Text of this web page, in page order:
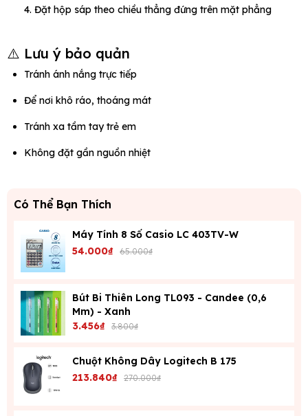
Đặt hộp sáp theo chiều thẳng đứng trên mặt phẳng
⚠️ Lưu ý bảo quản
Tránh ánh nắng trực tiếp
Để nơi khô ráo, thoáng mát
Tránh xa tầm tay trẻ em
Không đặt gần nguồn nhiệt
Có Thể Bạn Thích
Máy Tính 8 Số Casio LC 403TV-W
54.000₫ 65.000₫
Bút Bi Thiên Long TL093 - Candee (0,6
Mm) - Xanh
3.456₫ 3.800₫
Chuột Không Dây Logitech B 175
213.840₫ 270.000₫